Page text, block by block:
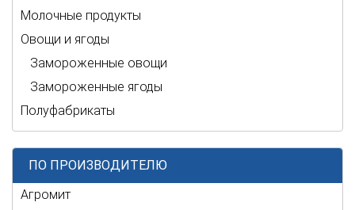
Молочные продукты
Овощи и ягоды
Замороженные овощи
Замороженные ягоды
Полуфабрикаты
ПО ПРОИЗВОДИТЕЛЮ
Агромит